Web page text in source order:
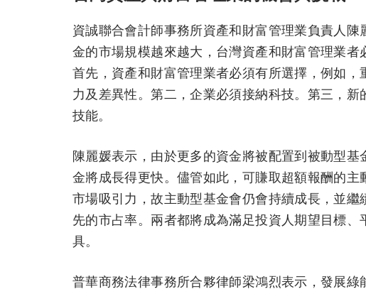
資誠聯合會計師事務所資產和財富管理業負責人陳
金的市場規模越來越大，台灣資產和財富管理業者
首先，資產和財富管理業者必須有所選擇，例如，
力及差異性。第二，企業必須接納科技。第三，新
技能。
陳麗媛表示，由於更多的資金將被配置到被動型基
金將成長得更快。儘管如此，可賺取超額報酬的主
市場吸引力，故主動型基金會仍會持續成長，並繼
先的市占率。兩者都將成為滿足投資人期望目標、
具。
普華商務法律事務所合夥律師梁鴻烈表示，發展綠